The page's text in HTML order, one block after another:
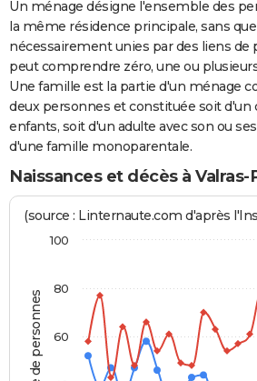
Un ménage désigne l'ensemble des
la même résidence principale, sans
nécessairement unies par des liens de
peut comprendre zéro, une ou
Une famille est la partie d'un ménage
deux personnes et constituée soit d'un
enfants, soit d'un adulte avec son ou
d'une famille monoparentale.
Naissances et décès à Valras-
(source : Linternaute.com d'après
60
80
100